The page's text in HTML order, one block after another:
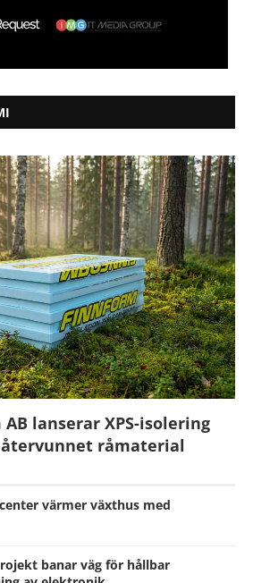
lanserar XPS-isolering
återvunnet råmaterial
värmer växthus med
banar väg för hållbar